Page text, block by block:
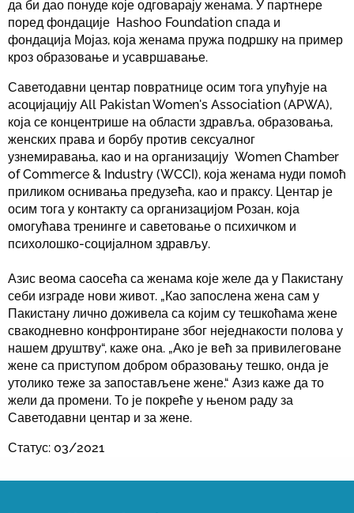
да би дао понуде које одговарају женама. У партнере
поред фондације Hashoo Foundation спада и
фондација Мојаз, која женама пружа подршку на пример
кроз образовање и усавршавање.
Саветодавни центар повратнице осим тога упућује на
асоцијацију All Pakistan Women's Association (APWA),
која се концентрише на области здравља, образовања,
женских права и борбу против сексуалног
узнемиравања, као и на организацију Women Chamber
of Commerce & Industry (WCCI), која женама нуди помоћ
приликом оснивања предузећа, као и праксу. Центар је
осим тога у контакту са организацијом Розан, која
омогућава тренинге и саветовање о психичком и
психолошко-социјалном здрављу.
Азис веома саосећа са женама које желе да у Пакистану
себи изграде нови живот. „Као запослена жена сам у
Пакистану лично доживела са којим су тешкоћама жене
свакодневно конфронтиране због неједнакости полова у
нашем друштву“, каже она. „Ако је већ за привилеговане
жене са приступом добром образовању тешко, онда је
утолико теже за запостављене жене.“ Азиз каже да то
жели да промени. То је покреће у њеном раду за
Саветодавни центар и за жене.
Статус: 03/2021